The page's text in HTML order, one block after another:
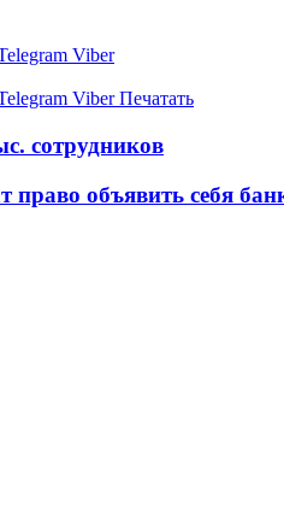
Viber
Viber Печатать
сотрудников
право объявить себя